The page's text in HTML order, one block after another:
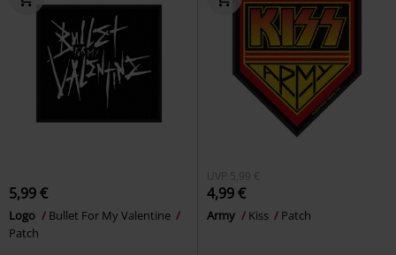
5,99 €
Logo
Bullet For My Valentine
Patch
UVP 5,99 €
4,99 €
Army Kiss Patch